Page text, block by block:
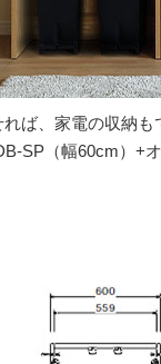
ば、家電の収納も
SP（幅60cm）+